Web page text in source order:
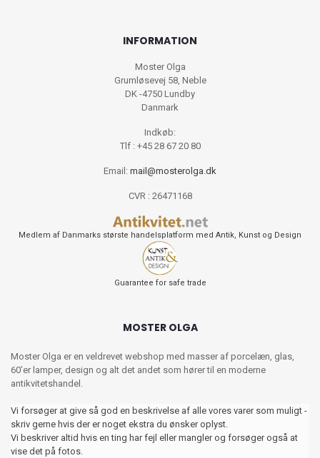
INFORMATION
Moster Olga
Grumløsevej 58, Neble
DK -4750 Lundby
Danmark
Indkøb:
Tlf : +45 28 67 20 80
Email: mail@mosterolga.dk
CVR : 26471168
Medlem af Danmarks største handelsplatform med Antik, Kunst og Design
Guarantee for safe trade
MOSTER OLGA
Moster Olga er en veldrevet webshop med masser af porcelæn, glas,
60’er lamper, design og alt det andet som hører til en moderne
antikvitetshandel.
Vi forsøger at give så god en beskrivelse af alle vores varer som muligt -
skriv gerne hvis der er noget ekstra du ønsker oplyst.
Vi beskriver altid hvis en ting har fejl eller mangler og forsøger også at
vise det på fotos.